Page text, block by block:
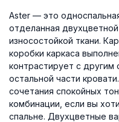
Aster — это
отделанная
износостойкой ткани.
коробки каркаса
контрастирует с другим
остальной части
сочетания спокойных
комбинации, если вы
спальне. Двухцветные